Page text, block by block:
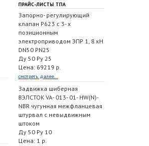
ПРАЙС-ЛИСТЫ ТПА
Запорно- регулирующий
клапан Р623 с 3- х
позиционным
электроприводом ЭПР 1, 8 кН
DN50 PN25
Ду 50 Ру 25
Цена: 69219 р.
смотреть далее...
Задвижка шиберная
ВЭЛСТОК VA- 013- 01- HW(N)-
NBR чугунная межфланцевая
штурвал с невыдвижным
штоком
Ду 50 Ру 10
Цена: 1 р.